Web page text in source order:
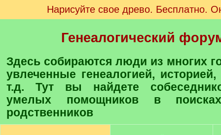
Нарисуйте свое древо. Бесплатно.
Генеалогический
Здесь собираются люди из многих городов и стран,
увлеченные генеалогией,
т.д. Тут вы найдете
умелых помощников в
родственников